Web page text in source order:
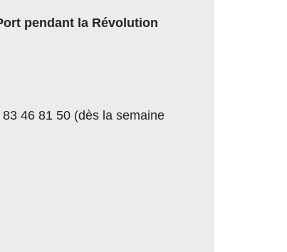
pendant la Révolution
46 81 50 (dès la semaine